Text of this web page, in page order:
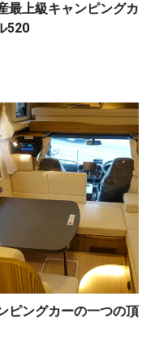
最上級キャンピングカ
520
ピングカーの一つの頂